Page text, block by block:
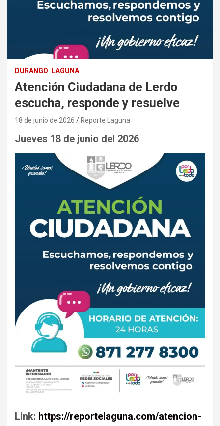
DURANGO LAGUNA
Atención Ciudadana de Lerdo
escucha, responde y resuelve
18 de junio de 2026 Reporte Laguna
Jueves 18 de junio del 2026
Link: https://reportelaguna.com/atencion-